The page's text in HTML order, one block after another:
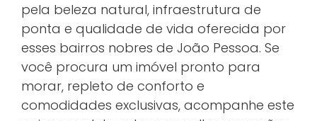
pela beleza natural, infraestrutura de
ponta e qualidade de vida oferecida por
esses bairros nobres de João Pessoa. Se
você procura um imóvel pronto para
morar, repleto de conforto e
comodidades exclusivas, acompanhe este